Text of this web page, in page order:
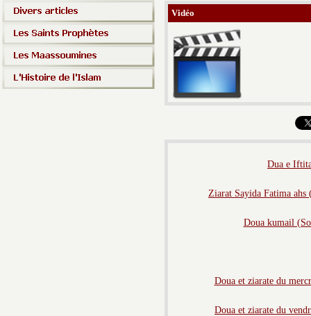
Vidéo
Dua e
Ziarat Sayida Fatima ahs
Doua kumail
Doua et ziarate du
Doua et ziarate du